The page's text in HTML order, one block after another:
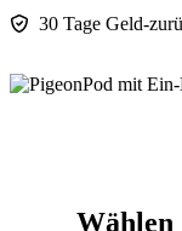
30 Tage Geld-
Wählen